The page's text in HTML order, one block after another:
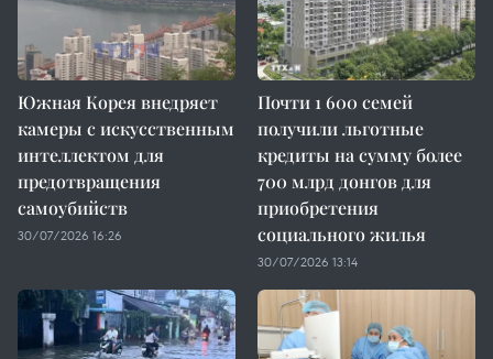
Южная Корея внедряет
камеры с искусственным
интеллектом для
предотвращения
самоубийств
30/07/2026 16:26
Почти 1 600 семей
получили льготные
кредиты на сумму более
700 млрд донгов для
приобретения
социального жилья
30/07/2026 13:14